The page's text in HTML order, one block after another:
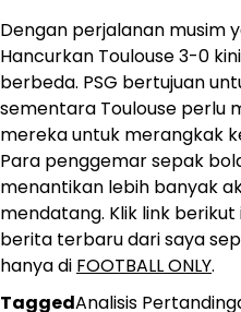
Dengan perjalanan musim
Hancurkan Toulouse 3-0
berbeda. PSG bertujuan
sementara Toulouse perlu
mereka untuk merangkak
Para penggemar sepak
menantikan lebih banyak
mendatang. Klik link
berita terbaru dari saya
hanya di FOOTBALL ONLY.
TaggedAnalisis